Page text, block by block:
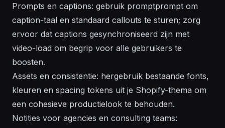
Prompts en captions: gebruik promptprompt om
caption-taal en standaard callouts te sturen; zorg
ervoor dat captions gesynchroniseerd zijn met
video-load om begrip voor alle gebruikers te
boosten.
Assets en consistentie: hergebruik bestaande fonts,
kleuren en spacing tokens uit je Shopify-thema om
een cohesieve productielook te behouden.
Notities voor agencies en consulting teams: